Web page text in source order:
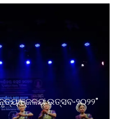
ଉତ୍ସବ-୨୦୨୨"